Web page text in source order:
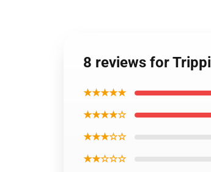
8 reviews for
★★★★★
★★★★☆
★★★☆☆
★★☆☆☆